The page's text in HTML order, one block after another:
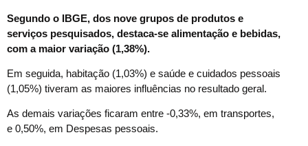
Segundo o IBGE, dos nove grupos de produtos e
serviços pesquisados, destaca-se alimentação e bebidas,
com a maior variação (1,38%).
Em seguida, habitação (1,03%) e saúde e cuidados pessoais
(1,05%) tiveram as maiores influências no resultado geral.
As demais variações ficaram entre -0,33%, em transportes,
e 0,50%, em Despesas pessoais.